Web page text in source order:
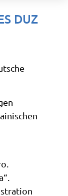
DUZ